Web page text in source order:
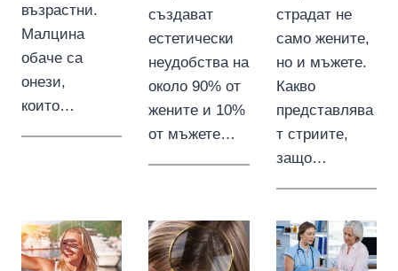
възрастни.
Малцина
обаче са
онези,
които…
създават
естетически
неудобства на
около 90% от
жените и 10%
от мъжете…
страдат не
само жените,
но и мъжете.
Какво
представлява
т стриите,
защо…